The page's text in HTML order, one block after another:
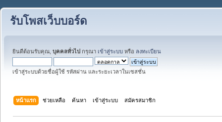
รับโพสเว็บบอร์ด
ยินดีต้อนรับคุณ, บุคคลทั่วไป กรุณา เข้าสู่ระบบ หรือ ลงทะเบียน
เข้าสู่ระบบด้วยชื่อผู้ใช้ รหัสผ่าน และระยะเวลาในเซสชั่น
หน้าแรก ช่วยเหลือ ค้นหา เข้าสู่ระบบ สมัครสมาชิก